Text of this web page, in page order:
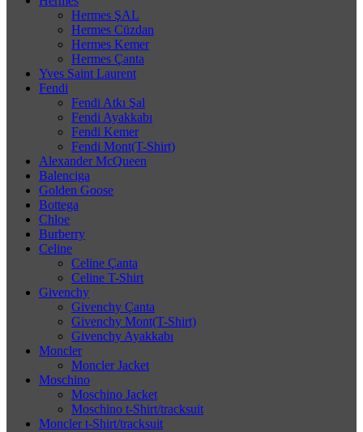
Hermes ŞAL
Hermes Cüzdan
Hermes Kemer
Hermes Çanta
Yves Saint Laurent
Fendi
Fendi Atkı Şal
Fendi Ayakkabı
Fendi Kemer
Fendi Mont(T-Shirt)
Alexander McQueen
Balenciga
Golden Goose
Bottega
Chloe
Burberry
Celine
Celine Çanta
Celine T-Shirt
Givenchy
Givenchy Çanta
Givenchy Mont(T-Shirt)
Givenchy Ayakkabı
Moncler
Moncler Jacket
Moschino
Moschino Jacket
Moschino t-Shirt/tracksuit
Moncler t-Shirt/tracksuit